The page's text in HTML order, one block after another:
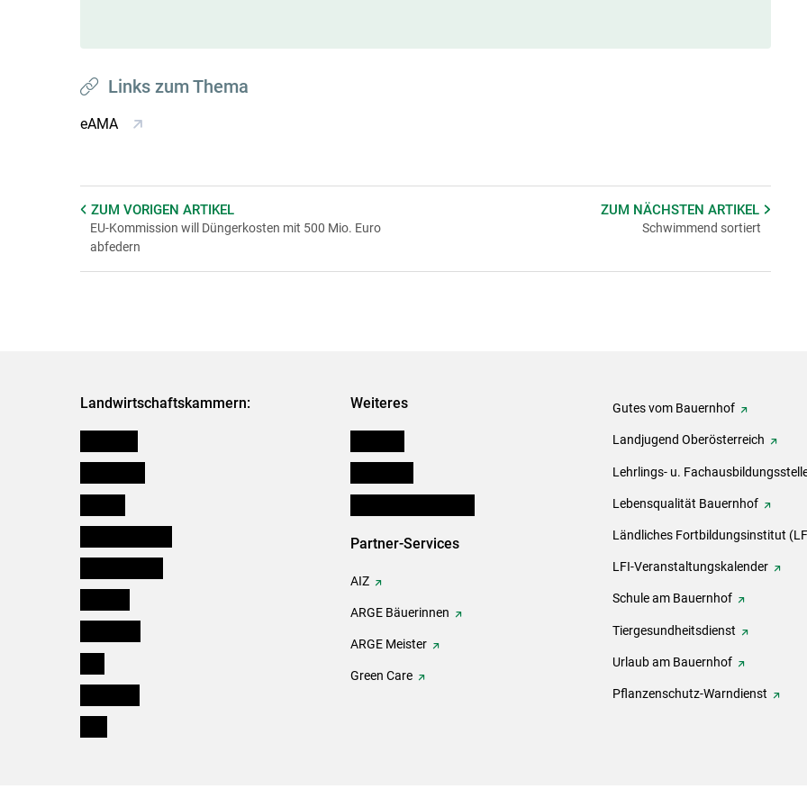
Links zum Thema
eAMA
ZUM VORIGEN ARTIKEL
EU-Kommission will Düngerkosten mit 500 Mio. Euro
abfedern
ZUM NÄCHSTENARTIKEL
Schwimmend sortiert
Landwirtschaftskammern: Weiteres
Partner-Services
AIZ
ARGE Bäuerinnen
ARGE Meister
Green Care
Gutes vom Bauernhof
Landjugend Oberösterreich
Lehrlings- u.
Lebensqualität Bauernhof
Ländliches Fortbildungsinstitut
LFI-Veranstaltungskalender
Schule am Bauernhof
Tiergesundheitsdienst
Urlaub am Bauernhof
Pflanzenschutz-Warndienst